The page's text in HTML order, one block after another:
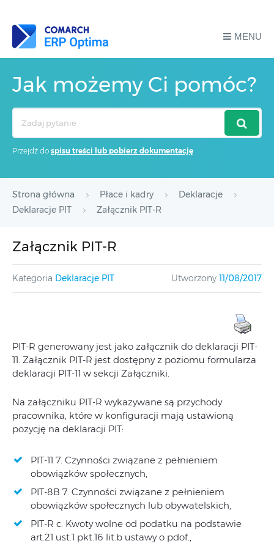
MENU
Jak możemy Ci pomóc?
Przejdź do spisu treści lub pobierz dokumentację
Strona główna Płace i kadry
Deklaracje
Deklaracje PIT
Załącznik PIT-R
Załącznik PIT-R
Kategoria Deklaracje PIT Utworzony 11/08/2017
PIT-R generowany jest jako załącznik do deklaracji PIT-
11. Załącznik PIT-R jest dostępny z poziomu formularza
deklaracji PIT-11 w sekcji Załączniki.
Na załączniku PIT-R wykazywane są przychody
pracownika, które w konfiguracji mają ustawioną
pozycję na deklaracji PIT:
PIT-11 7. Czynności związane z pełnieniem
obowiązków społecznych,
PIT-8B 7. Czynności związane z pełnieniem
obowiązków społecznych lub obywatelskich,
PIT-R c. Kwoty wolne od podatku na podstawie
art.21 ust.1 pkt.16 lit.b ustawy o pdof.,